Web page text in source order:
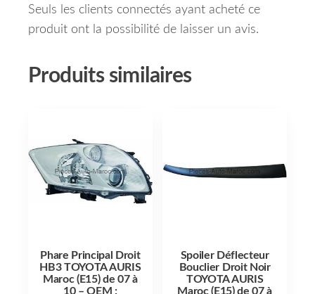
Seuls les clients connectés ayant acheté ce
produit ont la possibilité de laisser un avis.
Produits similaires
Phare Principal Droit
HB3 TOYOTA AURIS
Maroc (E15) de 07 à
10 – OEM :
Spoiler Déflecteur
Bouclier Droit Noir
TOYOTA AURIS
Maroc (E15) de 07 à